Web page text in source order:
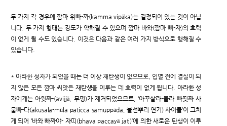
두 가지 각 경우에 깜마 위빠-까(kamma vipāka)는 결정되어 있는 것이 아닙
니다. 두 가지 형태는 강도가 약해질 수 있으며 깜마 바와(깜마 삐-자)의 효력
이 없게 될 수도 있습니다. 이것은 다음과 같은 여러 가지 방식으로 행해질 수
있습니다.
* 아라한 성자가 되었을 때는 더 이상 재탄생이 없으므로, 입멸 전에 결실이 되
지 않은 모든 깜마 씨앗은 재탄생을 이루는 데 효력이 없게 됩니다. 아라한 성
자에게는 아윗짜-(avijjā, 무명)가 제거되었으므로, ‘아꾸살라-물라 빠띳짜 사
뭅빠-다(akusala-mūla paticca samuppāda, 불선뿌리 연기) 사이클’이 그치
게 되어 ‘바와 빠짜야- 자띠(bhava paccayā jati)’에 의한 새로운 탄생이 이루